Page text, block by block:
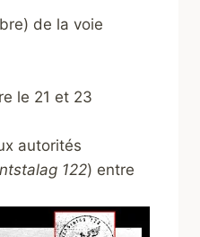
de la voie
le 21 et 23
autorités
122) entre